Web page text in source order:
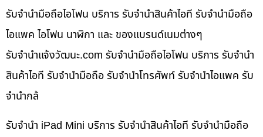
รับจำนำมือถือไอโฟน บริการ รับจำนำสินค้าไอที รับจำนำมือถือ
ไอแพค ไอโฟน นาฬิกา และ ของแบรนด์เนมต่างๆ
รับจํานําแจ้งวัฒนะ.com รับจำนำมือถือไอโฟน บริการ รับจำนำ
สินค้าไอที รับจำนำมือถือ รับจำนำโทรศัพท์ รับจำนำไอแพค รับ
จำนำกล้
รับจำนำ iPad Mini บริการ รับจำนำสินค้าไอที รับจำนำมือถือ